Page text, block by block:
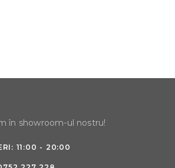
în showroom-ul nostru!
11:00 - 20:00